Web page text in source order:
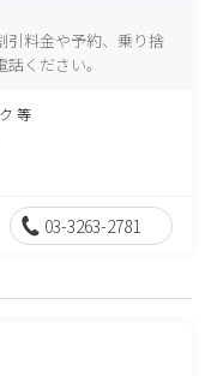
引料金や予約、乗り捨
ください。
等
03-3263-2781